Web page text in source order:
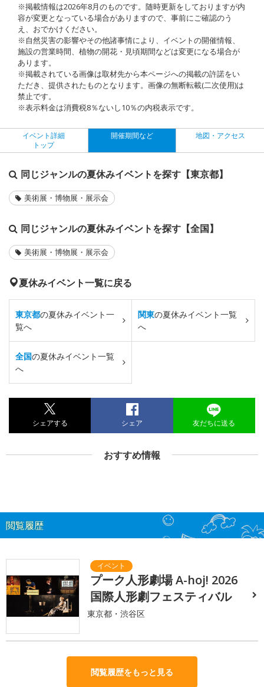
※掲載情報は2026年8月のものです。随時更新をしておりますが内
容が変更となっている場合がありますので、事前にご確認のう
え、おでかけください。
※自然災害の影響やその他諸事情により、イベントの開催情報、
施設の営業時間、植物の開花・見頃期間などは変更になる場合が
あります。
※掲載されている画像は取材先から本ページへの掲載の許諾をい
ただき、提供されたものとなります。画像の無断転載(二次使用)は
禁止です。
※表示料金は消費税8％ないし10％の内税表示です。
イベント詳細
トップ
開催期間など 地図・アクセス
同じジャンルの夏休みイベントを探す【東京都】
美術展・博物展・展示会
同じジャンルの夏休みイベントを探す【全国】
美術展・博物展・展示会
夏休みイベント一覧に戻る
東京都の夏休みイベント一
覧へ
関東の夏休みイベント一覧
へ
全国の夏休みイベント一覧
へ
シェアする シェア 友だちに送る
おすすめ情報
閲覧履歴
プーク人形劇場 A-hoj! 2026
国際人形劇フェスティバル
東京都・渋谷区
閲覧履歴をもっと見る